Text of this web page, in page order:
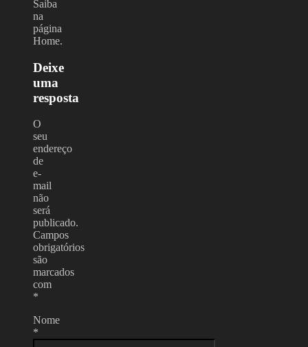
Saiba
na
página
Home.
Deixe
uma
resposta
O
seu
endereço
de
e-
mail
não
será
publicado.
Campos
obrigatórios
são
marcados
com
*
Nome
*